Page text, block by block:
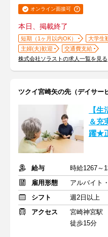
オンライン面接可
本日、掲載終了
短期（1ヶ月以内OK） 大学生
主婦(夫)歓迎
交通費支給
株式会社ソラストの求人一覧を見る
ツクイ宮崎矢の先（デイサー
【
＆充
躍★
給与
時給1267～
雇用形態
アルバイト
シフト
週2日以上
アクセス
宮崎神宮駅
徒歩15分